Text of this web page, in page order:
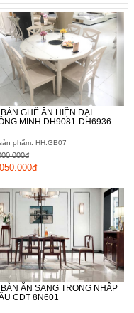
BÀN GHẾ ĂN HIỆN ĐẠI
MINH DH9081-DH6936
phẩm: HH.GB07
BÀN ĂN SANG TRỌNG NHẬP
CDT 8N601